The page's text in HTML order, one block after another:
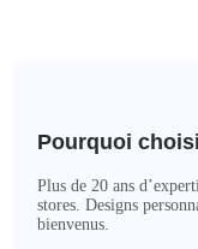
Pourquoi
Plus de 20 ans
stores. Designs
bienvenus.